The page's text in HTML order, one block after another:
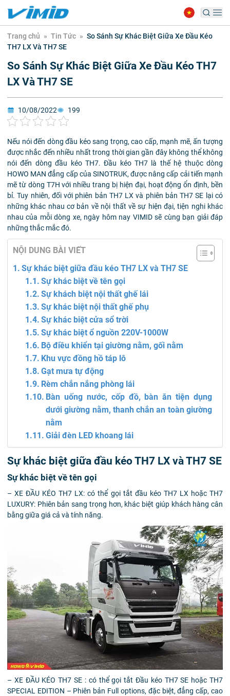
Trang chủ » Tin Tức » So Sánh Sự Khác Biệt Giữa Xe Đầu Kéo
TH7 LX Và TH7 SE
So Sánh Sự Khác Biệt Giữa Xe Đầu Kéo TH7
LX Và TH7 SE
10/08/2022 199
Nếu nói đến dòng đầu kéo sang trọng, cao cấp, mạnh mẽ, ấn tượng
được nhắc đến nhiều nhất trong thời gian gần đây không thể không
nói đến dòng đầu kéo TH7. Đầu kéo TH7 là thế hệ thuộc dòng
HOWO MAN đẳng cấp của SINOTRUK, được nâng cấp cải tiến mạnh
mẽ từ dòng T7H với nhiều trang bị hiện đại, hoạt động ổn định, bền
bỉ. Tuy nhiên, đối với phiên bản TH7 LX và phiên bản TH7 SE lại có
những khác nhau cơ bản về nội thất về sự hiện đại, tiện nghi khác
nhau của mỗi dòng xe, ngày hôm nay VIMID sẽ cùng bạn giải đáp
những thắc mắc đó.
NỘI DUNG BÀI VIẾT
Sự khác biệt giữa đầu kéo TH7 LX và TH7 SE
Sự khác biệt về tên gọi
Sự khách biệt nội thất ghế lái
Sự khác biệt nội thất ghế phụ
Sự khác biệt cửa sổ trời
Sự khác biệt ổ nguồn 220V-1000W
Bộ điều khiển tại giường nằm, gối nằm
Khu vực đồng hồ táp lô
Gạt mưa tự động
Rèm chắn nắng phòng lái
Bàn uống nước, cốp đồ, bàn ăn tiện dụng
dưới giường nằm, thanh chắn an toàn giường
nằm
Giải đèn LED khoang lái
Sự khác biệt giữa đầu kéo TH7 LX và TH7 SE
Sự khác biệt về tên gọi
– XE ĐẦU KÉO TH7 LX: có thể gọi tắt đầu kéo TH7 LX hoặc TH7
LUXURY: Phiên bản sang trọng hơn, khác biệt giúp khách hàng cân
bằng giữa giá cả và tính năng.
– XE ĐẦU KÉO TH7 SE : có thể gọi tắt Đầu kéo TH7 SE hoặc TH7
SPECIAL EDITION – Phiên bản Full options, đặc biệt, đẳng cấp, cao